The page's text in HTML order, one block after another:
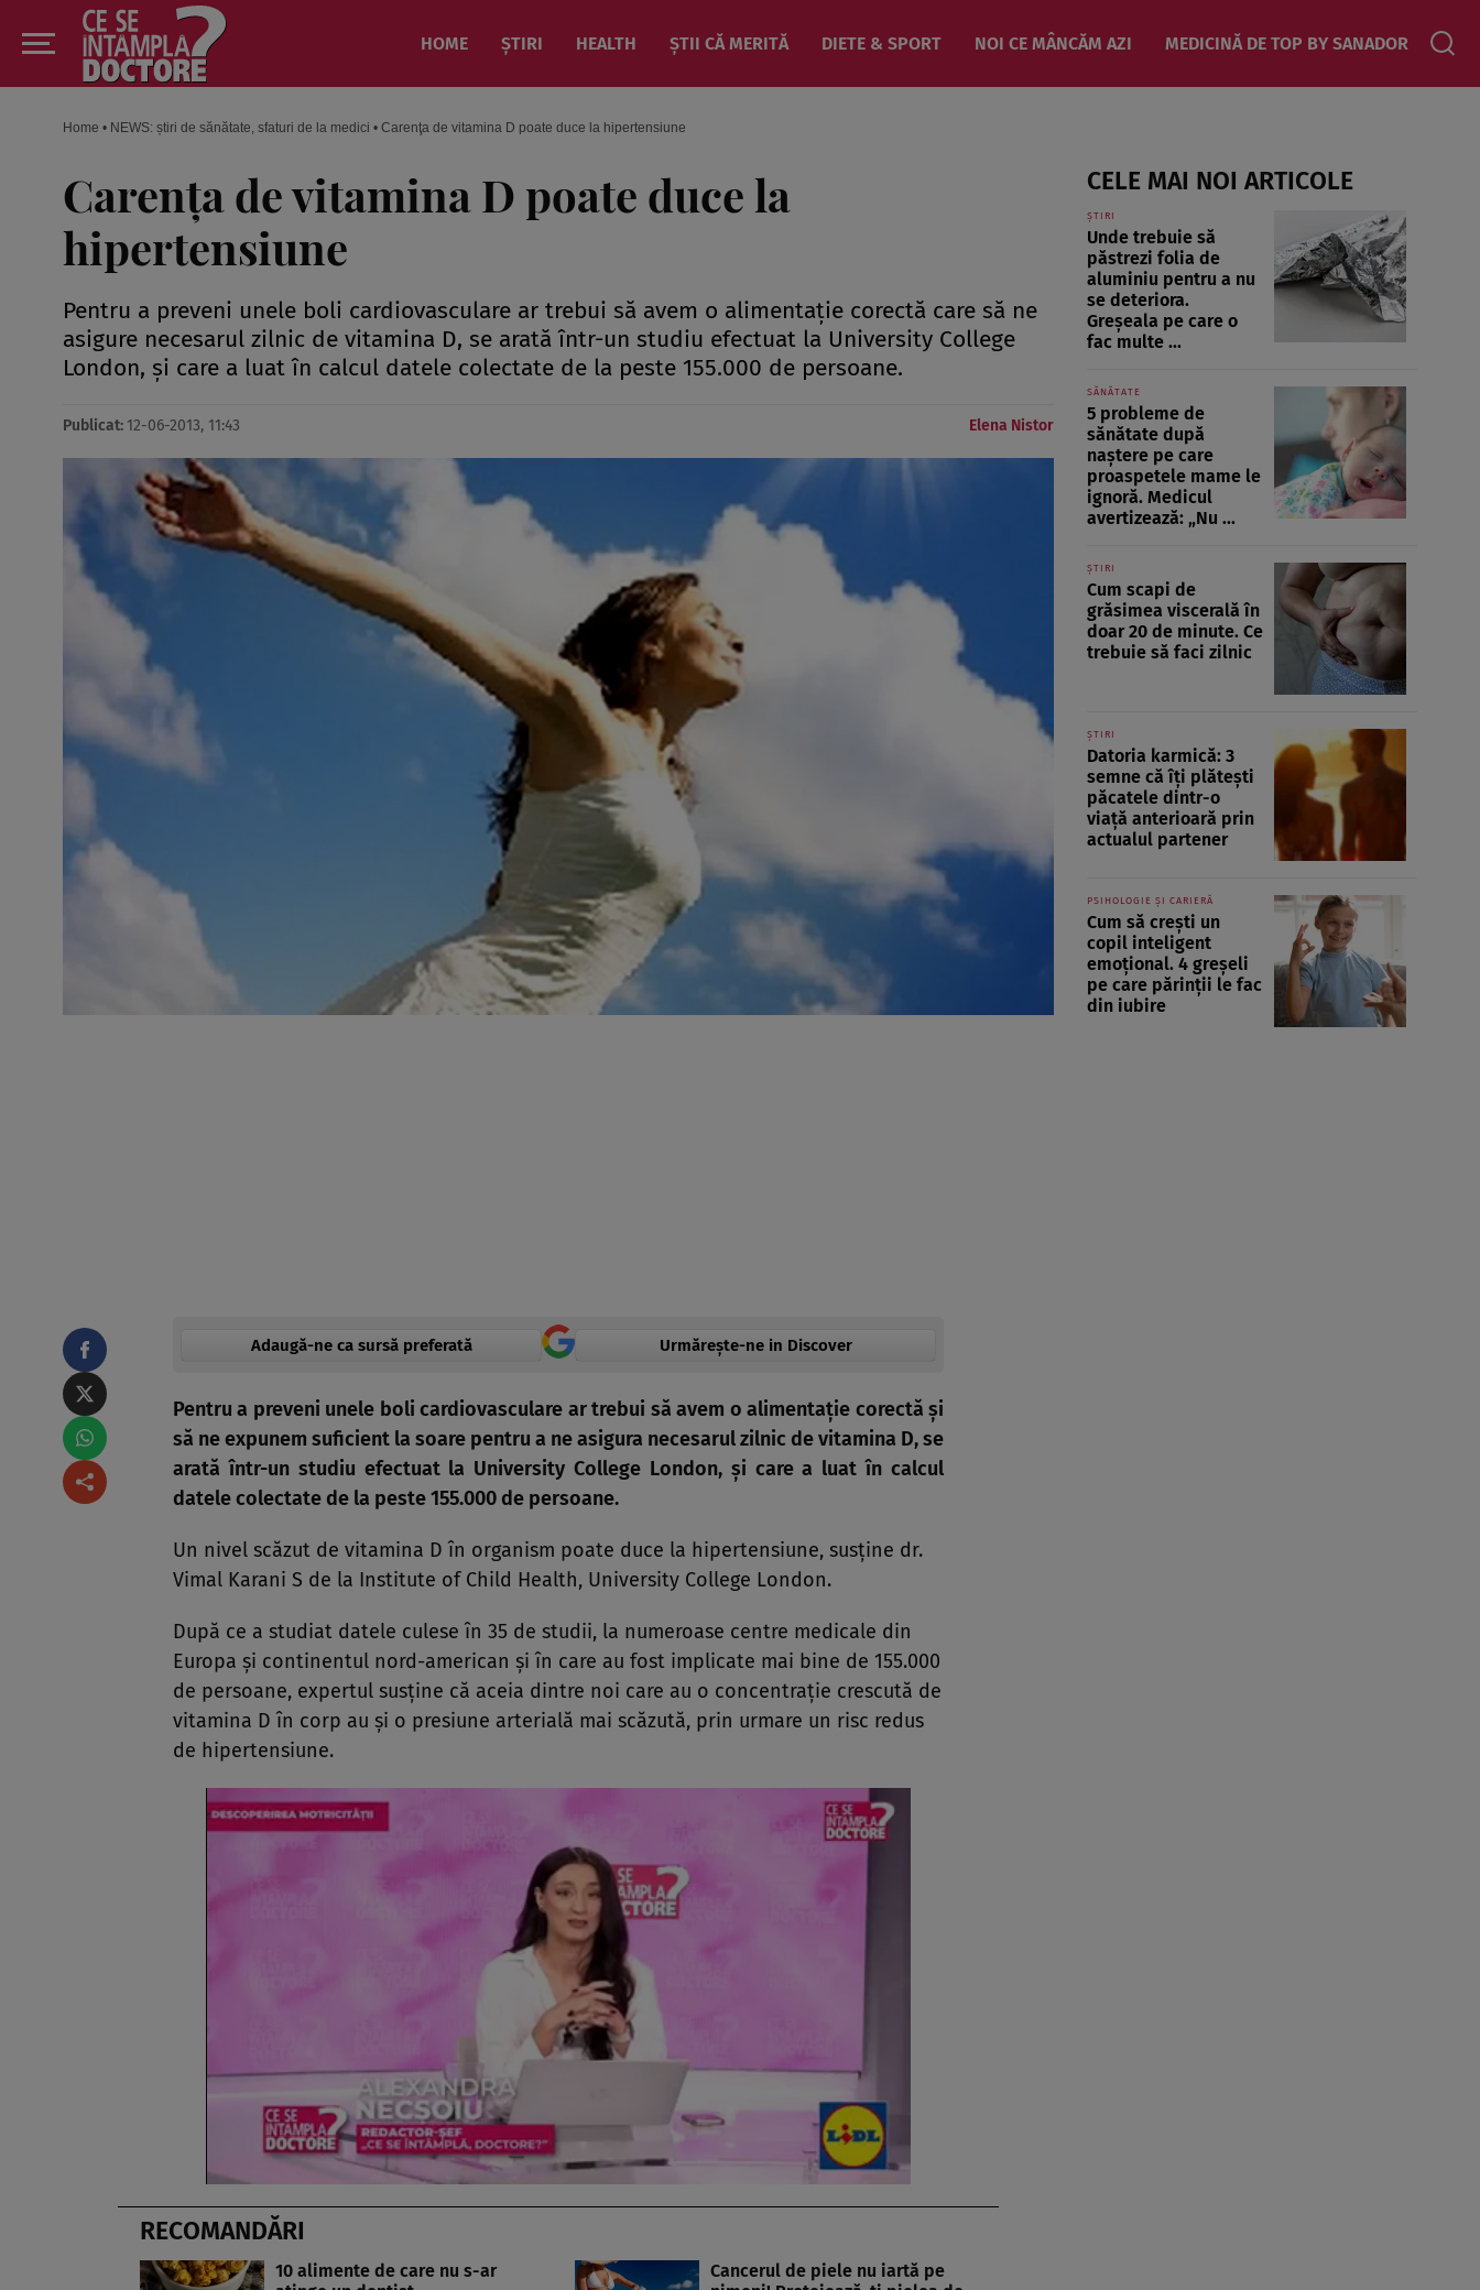
HOME ȘTIRI HEALTH ȘTII CĂ MERITĂ DIETE & SPORT NOI CE MÂNCĂM AZI MEDICINĂ DE TOP BY SANADOR
Home • NEWS: știri de sănătate, sfaturi de la medici • Carenţa de vitamina D poate duce la hipertensiune
Carenţa de vitamina D poate duce la
hipertensiune
Pentru a preveni unele boli cardiovasculare ar trebui să avem o alimentaţie corectă care să ne
asigure necesarul zilnic de vitamina D, se arată într-un studiu efectuat la University College
London, şi care a luat în calcul datele colectate de la peste 155.000 de persoane.
Publicat: 12-06-2013, 11:43 Elena Nistor
Adaugă-ne ca sursă preferată Urmărește-ne in Discover
Pentru a preveni unele boli cardiovasculare ar trebui să avem o alimentaţie corectă şi
să ne expunem suficient la soare pentru a ne asigura necesarul zilnic de vitamina D, se
arată într-un studiu efectuat la University College London, şi care a luat în calcul
datele colectate de la peste 155.000 de persoane.
Un nivel scăzut de vitamina D în organism poate duce la hipertensiune, susţine dr.
Vimal Karani S de la Institute of Child Health, University College London.
După ce a studiat datele culese în 35 de studii, la numeroase centre medicale din
Europa şi continentul nord-american şi în care au fost implicate mai bine de 155.000
de persoane, expertul susţine că aceia dintre noi care au o concentraţie crescută de
vitamina D în corp au şi o presiune arterială mai scăzută, prin urmare un risc redus
de hipertensiune.
RECOMANDĂRI
10 alimente de care nu s-ar
Cancerul de piele nu iartă pe
CELE MAI NOI ARTICOLE
ȘTIRI
Unde trebuie să
păstrezi folia de
aluminiu pentru a nu
se deteriora.
Greșeala pe care o
fac multe ...
SĂNĂTATE
5 probleme de
sănătate după
naștere pe care
proaspetele mame le
ignoră. Medicul
avertizează: „Nu ...
ȘTIRI
Cum scapi de
grăsimea viscerală în
doar 20 de minute. Ce
trebuie să faci zilnic
ȘTIRI
Datoria karmică: 3
semne că îți plătești
păcatele dintr-o
viață anterioară prin
actualul partener
PSIHOLOGIE ȘI CARIERĂ
Cum să crești un
copil inteligent
emoțional. 4 greșeli
pe care părinții le fac
din iubire